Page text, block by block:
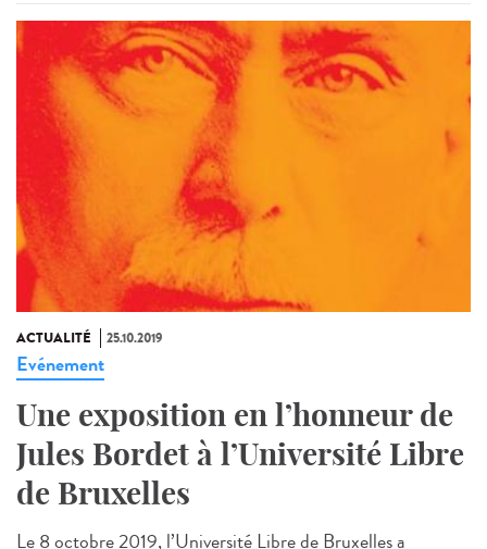
ACTUALITÉ 25.10.2019
Evénement
Une exposition en l’honneur de
Jules Bordet à l’Université Libre
de Bruxelles
Le 8 octobre 2019, l’Université Libre de Bruxelles a